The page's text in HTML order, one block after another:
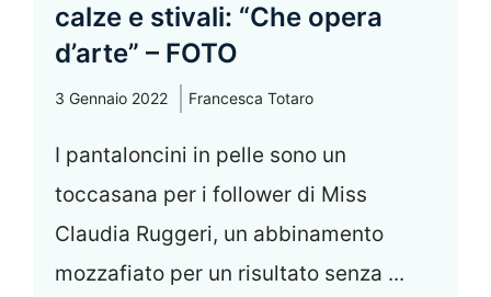
calze e stivali: “Che opera
d’arte” – FOTO
3 Gennaio 2022 Francesca Totaro
I pantaloncini in pelle sono un
toccasana per i follower di Miss
Claudia Ruggeri, un abbinamento
mozzafiato per un risultato senza ...